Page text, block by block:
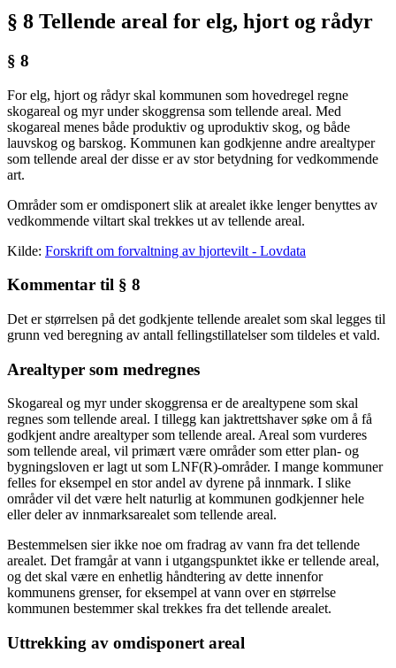
§ 8 Tellende areal for elg, hjort og rådyr
§ 8
For elg, hjort og rådyr skal kommunen som hovedregel regne
skogareal og myr under skoggrensa som tellende areal. Med
skogareal menes både produktiv og uproduktiv skog, og både
lauvskog og barskog. Kommunen kan godkjenne andre arealtyper
som tellende areal der disse er av stor betydning for vedkommende
art.
Områder som er omdisponert slik at arealet ikke lenger benyttes av
vedkommende viltart skal trekkes ut av tellende areal.
Kilde: Forskrift om forvaltning av hjortevilt - Lovdata
Kommentar til § 8
Det er størrelsen på det godkjente tellende arealet som skal legges til
grunn ved beregning av antall fellingstillatelser som tildeles et vald.
Arealtyper som medregnes
Skogareal og myr under skoggrensa er de arealtypene som skal
regnes som tellende areal. I tillegg kan jaktrettshaver søke om å få
godkjent andre arealtyper som tellende areal. Areal som vurderes
som tellende areal, vil primært være områder som etter plan- og
bygningsloven er lagt ut som LNF(R)-områder. I mange kommuner
felles for eksempel en stor andel av dyrene på innmark. I slike
områder vil det være helt naturlig at kommunen godkjenner hele
eller deler av innmarksarealet som tellende areal.
Bestemmelsen sier ikke noe om fradrag av vann fra det tellende
arealet. Det framgår at vann i utgangspunktet ikke er tellende areal,
og det skal være en enhetlig håndtering av dette innenfor
kommunens grenser, for eksempel at vann over en størrelse
kommunen bestemmer skal trekkes fra det tellende arealet.
Uttrekking av omdisponert areal